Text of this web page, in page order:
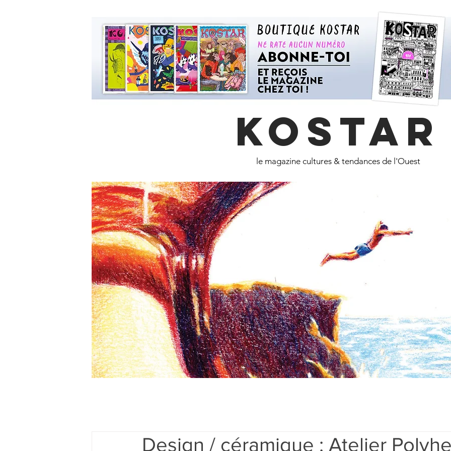
KOSTAR
le magazine cultures & tendances de l'Ouest
Design / céramique : Atelier